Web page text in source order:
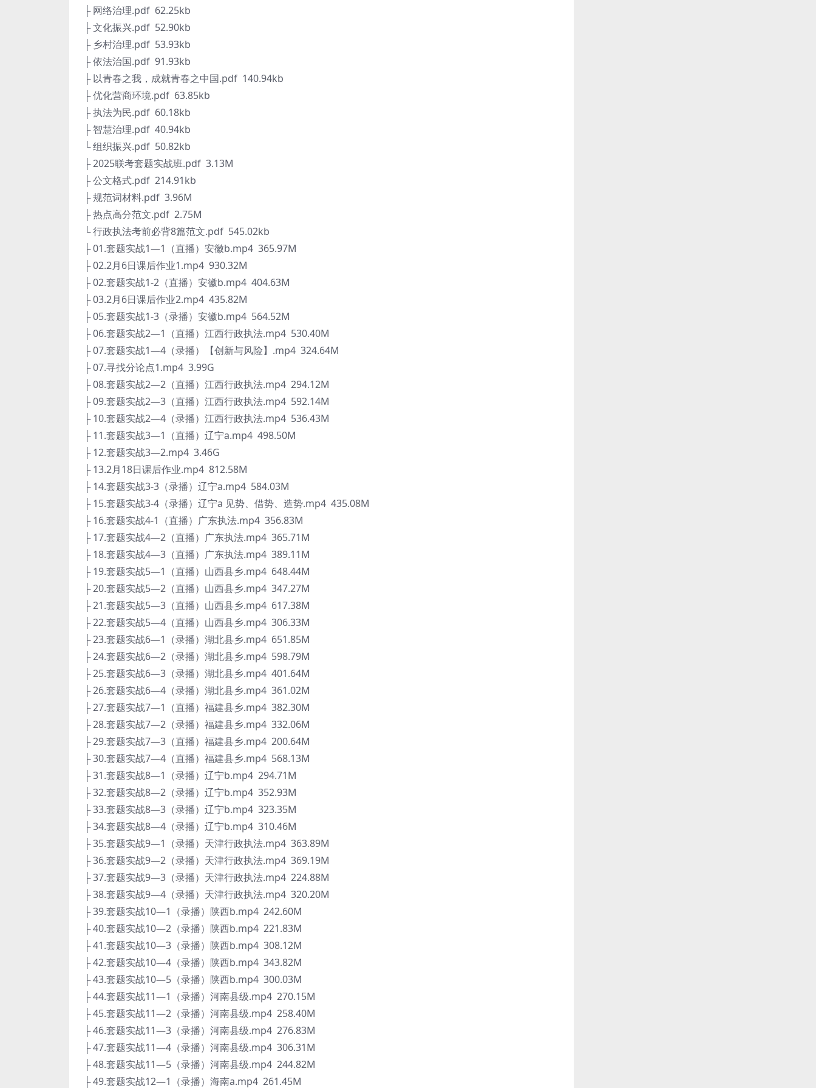
├ 网络治理.pdf 62.25kb
├ 文化振兴.pdf 52.90kb
├ 乡村治理.pdf 53.93kb
├ 依法治国.pdf 91.93kb
├ 以青春之我，成就青春之中国.pdf 140.94kb
├ 优化营商环境.pdf 63.85kb
├ 执法为民.pdf 60.18kb
├ 智慧治理.pdf 40.94kb
└ 组织振兴.pdf 50.82kb
├ 2025联考套题实战班.pdf 3.13M
├ 公文格式.pdf 214.91kb
├ 规范词材料.pdf 3.96M
├ 热点高分范文.pdf 2.75M
└ 行政执法考前必背8篇范文.pdf 545.02kb
├ 01.套题实战1—1（直播）安徽b.mp4 365.97M
├ 02.2月6日课后作业1.mp4 930.32M
├ 02.套题实战1-2（直播）安徽b.mp4 404.63M
├ 03.2月6日课后作业2.mp4 435.82M
├ 05.套题实战1-3（录播）安徽b.mp4 564.52M
├ 06.套题实战2—1（直播）江西行政执法.mp4 530.40M
├ 07.套题实战1—4（录播）【创新与风险】.mp4 324.64M
├ 07.寻找分论点1.mp4 3.99G
├ 08.套题实战2—2（直播）江西行政执法.mp4 294.12M
├ 09.套题实战2—3（直播）江西行政执法.mp4 592.14M
├ 10.套题实战2—4（录播）江西行政执法.mp4 536.43M
├ 11.套题实战3—1（直播）辽宁a.mp4 498.50M
├ 12.套题实战3—2.mp4 3.46G
├ 13.2月18日课后作业.mp4 812.58M
├ 14.套题实战3-3（录播）辽宁a.mp4 584.03M
├ 15.套题实战3-4（录播）辽宁a 见势、借势、造势.mp4 435.08M
├ 16.套题实战4-1（直播）广东执法.mp4 356.83M
├ 17.套题实战4—2（直播）广东执法.mp4 365.71M
├ 18.套题实战4—3（直播）广东执法.mp4 389.11M
├ 19.套题实战5—1（直播）山西县乡.mp4 648.44M
├ 20.套题实战5—2（直播）山西县乡.mp4 347.27M
├ 21.套题实战5—3（直播）山西县乡.mp4 617.38M
├ 22.套题实战5—4（直播）山西县乡.mp4 306.33M
├ 23.套题实战6—1（录播）湖北县乡.mp4 651.85M
├ 24.套题实战6—2（录播）湖北县乡.mp4 598.79M
├ 25.套题实战6—3（录播）湖北县乡.mp4 401.64M
├ 26.套题实战6—4（录播）湖北县乡.mp4 361.02M
├ 27.套题实战7—1（直播）福建县乡.mp4 382.30M
├ 28.套题实战7—2（录播）福建县乡.mp4 332.06M
├ 29.套题实战7—3（直播）福建县乡.mp4 200.64M
├ 30.套题实战7—4（直播）福建县乡.mp4 568.13M
├ 31.套题实战8—1（录播）辽宁b.mp4 294.71M
├ 32.套题实战8—2（录播）辽宁b.mp4 352.93M
├ 33.套题实战8—3（录播）辽宁b.mp4 323.35M
├ 34.套题实战8—4（录播）辽宁b.mp4 310.46M
├ 35.套题实战9—1（录播）天津行政执法.mp4 363.89M
├ 36.套题实战9—2（录播）天津行政执法.mp4 369.19M
├ 37.套题实战9—3（录播）天津行政执法.mp4 224.88M
├ 38.套题实战9—4（录播）天津行政执法.mp4 320.20M
├ 39.套题实战10—1（录播）陕西b.mp4 242.60M
├ 40.套题实战10—2（录播）陕西b.mp4 221.83M
├ 41.套题实战10—3（录播）陕西b.mp4 308.12M
├ 42.套题实战10—4（录播）陕西b.mp4 343.82M
├ 43.套题实战10—5（录播）陕西b.mp4 300.03M
├ 44.套题实战11—1（录播）河南县级.mp4 270.15M
├ 45.套题实战11—2（录播）河南县级.mp4 258.40M
├ 46.套题实战11—3（录播）河南县级.mp4 276.83M
├ 47.套题实战11—4（录播）河南县级.mp4 306.31M
├ 48.套题实战11—5（录播）河南县级.mp4 244.82M
├ 49.套题实战12—1（录播）海南a.mp4 261.45M